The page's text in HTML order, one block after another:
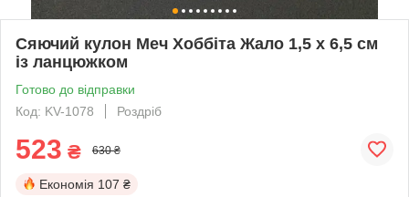
Сяючий кулон Меч Хоббіта Жало 1,5 х 6,5 см
із ланцюжком
Готово до відправки
Код: KV-1078
Роздріб
523 ₴ 630 ₴
Економія 107 ₴